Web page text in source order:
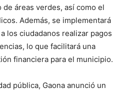
áreas verdes, así como el
Además, se implementará
los ciudadanos realizar pagos
lo que facilitará una
financiera para el municipio.
pública, Gaona anunció un